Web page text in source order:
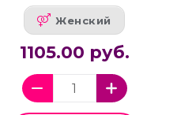
Женский
1105.00 руб.